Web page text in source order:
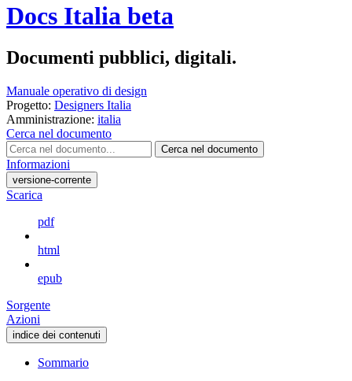
Docs Italia beta
Documenti pubblici, digitali.
Manuale operativo di design
Progetto: Designers Italia
Amministrazione: italia
Cerca nel documento
Cerca nel documento
Informazioni
versione-corrente
Scarica
pdf
html
epub
Sorgente
Azioni
indice dei contenuti
Sommario